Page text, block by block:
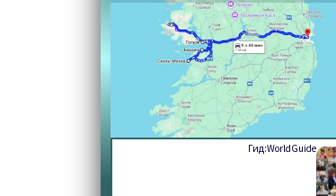
Гид:WorldGuide